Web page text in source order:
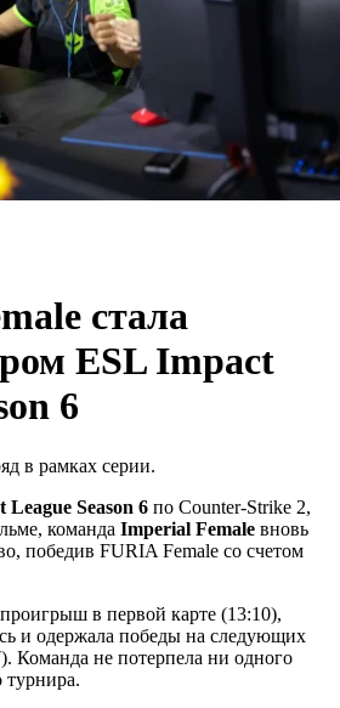
стала
ESL Impact
6
в рамках серии.
League Season 6 по Counter-Strike 2,
команда Imperial Female вновь
победив FURIA Female со счетом
в первой карте (13:10),
и одержала победы на следующих
Команда не потерпела ни одного
турнира.